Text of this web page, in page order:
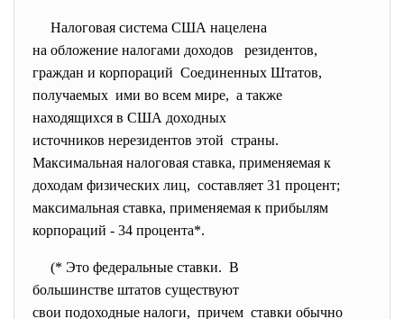
Налоговая система США нацелена
на обложение налогами доходов
резидентов,
граждан и корпораций Соединенных Штатов,
получаемых ими во всем мире, а также
находящихся в США доходных
источников нерезидентов этой страны.
Максимальная налоговая ставка, применяемая к
доходам физических лиц, составляет 31 процент;
максимальная ставка, применяемая к прибылям
корпораций - 34 процента*.
(* Это федеральные ставки. В
большинстве штатов существуют
свои подоходные налоги, причем ставки обычно